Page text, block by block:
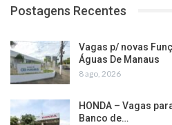
Postagens Recentes
Vagas p/ novas
Águas De Manaus
8 ago, 2026
HONDA – Vagas
Banco de…